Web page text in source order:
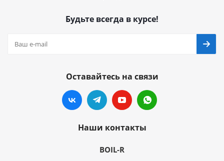
Будьте всегда в курсе!
Оставайтесь на связи
Наши контакты
BOIL-R